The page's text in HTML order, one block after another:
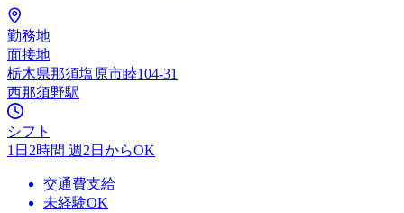
勤務地
面接地
栃木県那須塩原市睦104-31
西那須野駅
シフト
1日2時間 週2日からOK
交通費支給
未経験OK